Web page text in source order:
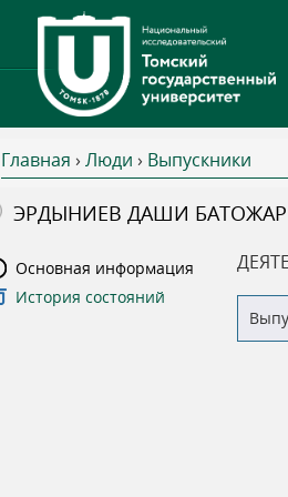
В
ы
з
Главная › Люди › Выпускники
ЭРДЫНИЕВ ДАШИ
Основная информация
История состояний